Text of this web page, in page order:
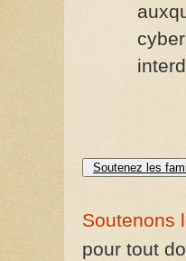
Soutenez les
Soutenons
pour tout